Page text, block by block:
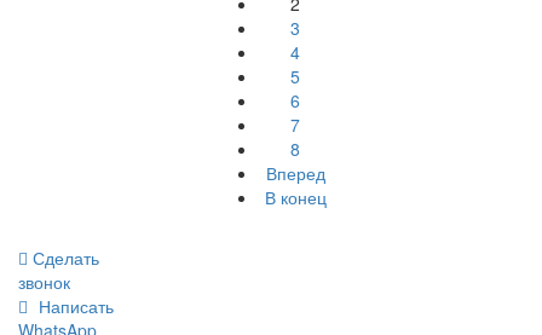
3
4
5
6
7
8
Вперед
В конец
Сделать
звонок
Написать
WhatsApp